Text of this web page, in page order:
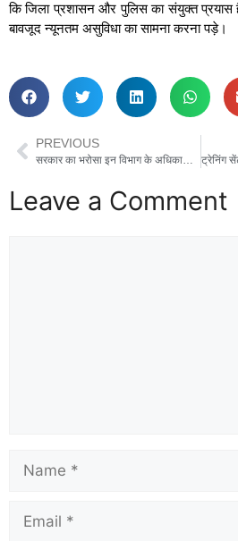
कि जिला प्रशासन और पुलिस का संयुक्त प्रयास
बावजूद न्यूनतम असुविधा का सामना करना पड़े।
PREVIOUS
Leave a Comment